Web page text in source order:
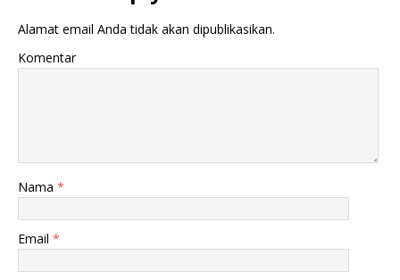
Alamat email Anda tidak akan dipublikasikan.
Komentar
Nama *
Email *